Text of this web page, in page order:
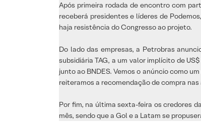
Após primeira rodada de encontro com
receberá presidentes e líderes de
haja resistência do Congresso ao projeto.
Do lado das empresas, a Petrobras
subsidiária TAG, a um valor implícito de
junto ao BNDES. Vemos o anúncio como
reiteramos a recomendação de compra nas
Por fim, na última sexta-feira os credores
mês, sendo que a Gol e a Latam se